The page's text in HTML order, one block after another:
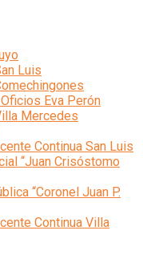
Luis
Eva Perón
Mercedes
Continua San Luis
“Juan Crisóstomo
“Coronel Juan P.
Continua Villa